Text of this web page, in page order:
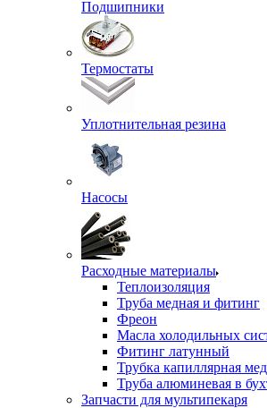
Подшипники
Термостаты
Уплотнительная резина
Насосы
Расходные материалы
Теплоизоляция
Труба медная и фитинг
Фреон
Масла холодильных
Фитинг латунный
Трубка капиллярная
Труба алюминевая в
Запчасти для мультипекаря